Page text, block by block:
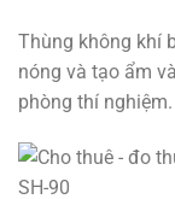
Thùng không khí
nóng và tạo ẩm
phòng thí nghiệm.